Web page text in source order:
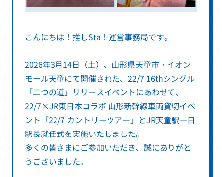
こんにちは！推しSta！運営事務局です。
2026年3月14日（土）、山形県天童市・イオン
モール天童にて開催された、22/7 16thシングル
「二つの道」リリースイベントにあわせて、
22/7×JR東日本コラボ 山形新幹線車両貸切イベ
ント「22/7 カントリーツアー」とJR天童駅一日
駅長就任式を実施いたしました。
多くの皆さまにご参加いただき、誠にありがと
うございました。